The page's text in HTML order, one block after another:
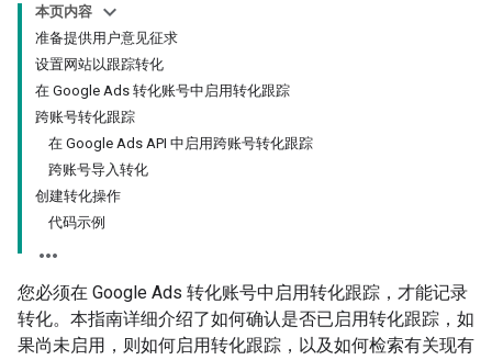
本页内容
准备提供用户意见征求
设置网站以跟踪转化
在 Google Ads 转化账号中启用转化跟踪
跨账号转化跟踪
在 Google Ads API 中启用跨账号转化跟踪
跨账号导入转化
创建转化操作
代码示例
您必须在 Google Ads 转化账号中启用转化跟踪，才能记录
转化。本指南详细介绍了如何确认是否已启用转化跟踪，如
果尚未启用，则如何启用转化跟踪，以及如何检索有关现有